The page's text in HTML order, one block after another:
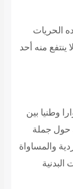
الحريات
منه أحد
وطنيا بين
حول جملة
والمساواة